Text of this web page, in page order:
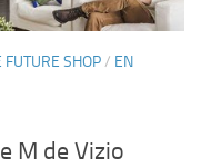
FUTURE SHOP/ EN
M de Vizio